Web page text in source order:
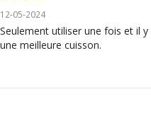
12-05-2024
Seulement utiliser une fois et il
une meilleure cuisson.